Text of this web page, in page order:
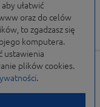
ułatwić
oraz do celów
to zgadzasz się
komputera.
ustawienia
plików cookies.
.